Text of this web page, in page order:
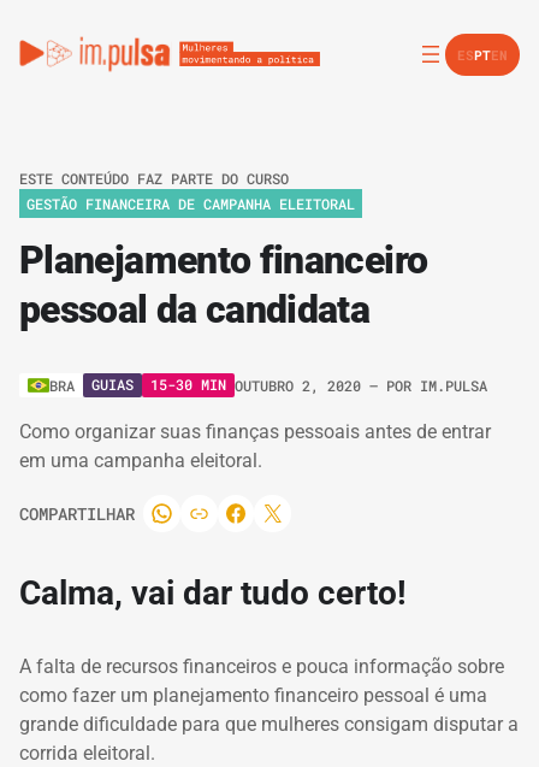
ESPTEN
ESTE CONTEÚDO FAZ PARTE DO CURSO
GESTÃO FINANCEIRA DE CAMPANHA ELEITORAL
Planejamento financeiro
pessoal da candidata
BRA GUIAS 15-30 MIN OUTUBRO 2, 2020 – POR IM.PULSA
Como organizar suas finanças pessoais antes de entrar
em uma campanha eleitoral.
COMPARTILHAR
Calma, vai dar tudo certo!
A falta de recursos financeiros e pouca informação sobre
como fazer um planejamento financeiro pessoal é uma
grande dificuldade para que mulheres consigam disputar a
corrida eleitoral.